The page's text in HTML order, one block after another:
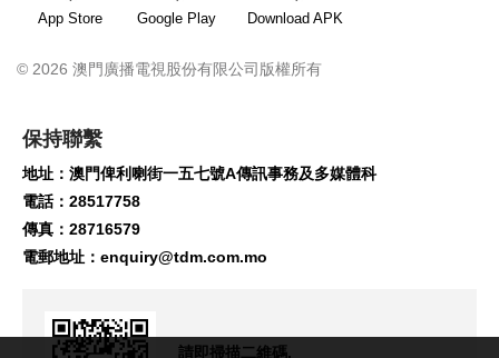
App Store Google Play Download APK
© 2026 澳門廣播電視股份有限公司版權所有
保持聯繫
地址：澳門俾利喇街一五七號A傳訊事務及多媒體科
電話：28517758
傳真：28716579
電郵地址： enquiry@tdm.com.mo
請即掃描二維碼,